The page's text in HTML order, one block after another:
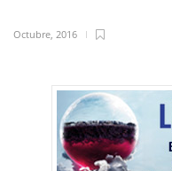
Octubre, 2016